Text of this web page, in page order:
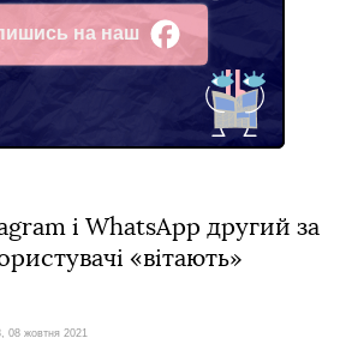
на наш
і WhatsApp другий за
«вітають»
08 жовтня 2021